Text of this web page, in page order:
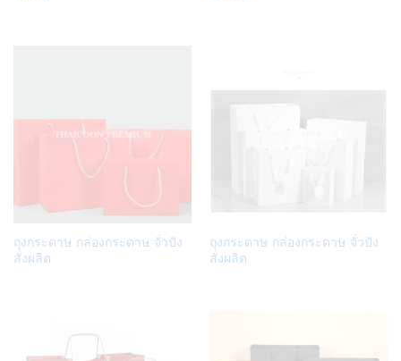
Add
ถุงกระดาษ กล่องกระดาษ จั่วปัง
สั่งผลิต
Add
ถุงกระดาษ กล่องกระดาษ จั่วปัง
สั่งผลิต